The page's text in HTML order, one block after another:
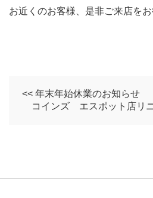
お近くのお客様、是非ご来店を
<< 年末年始休業のお知らせ
コインズ エスポット店リ